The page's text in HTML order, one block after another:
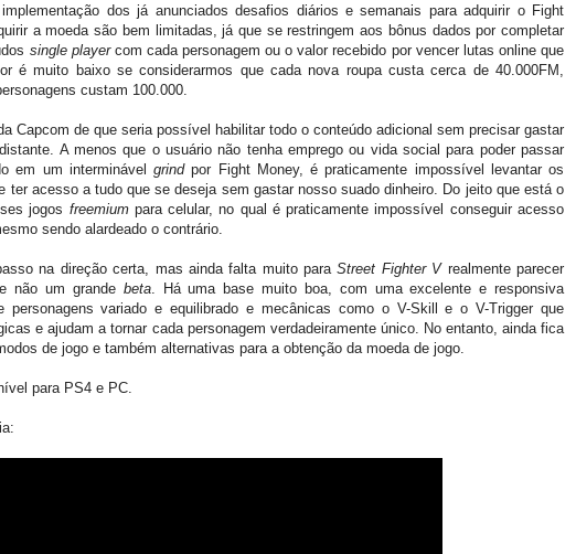
dos já anunciados desafios diários e semanais para adquirir o Fight
a moeda são bem limitadas, já que se restringem aos bônus dados por completar
single playercom cada personagem ou o valor recebido por vencer lutas online que
é muito baixo se considerarmos que cada nova roupa custa cerca de 40.000FM,
custam 100.000.
Capcom de que seria possível habilitar todo o conteúdo adicional sem precisar gastar
A menos que o usuário não tenha emprego ou vida social para poder passar
em um interminável grindpor Fight Money, é praticamente impossível levantar os
ter acesso a tudo que se deseja sem gastar nosso suado dinheiro. Do jeito que está o
jogos freemiumpara celular, no qual é praticamente impossível conseguir acesso
sendo alardeado o contrário.
na direção certa, mas ainda falta muito paraStreet Fighter V realmente parecer
não um grande beta. Há uma base muito boa, com uma excelente e responsiva
personagens variado e equilibrado e mecânicas como o V-Skill e o V-Trigger que
e ajudam a tornar cada personagem verdadeiramente único. No entanto, ainda fica
de jogo e também alternativas para a obtenção da moeda de jogo.
para PS4 e PC.